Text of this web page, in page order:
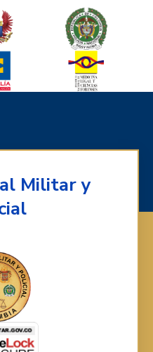
Militar y